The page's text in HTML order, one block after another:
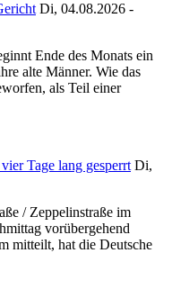
Di, 04.08.2026 -
Ende des Monats ein
alte Männer. Wie das
als Teil einer
Tage lang gesperrt Di,
/ Zeppelinstraße im
vorübergehend
mitteilt, hat die Deutsche